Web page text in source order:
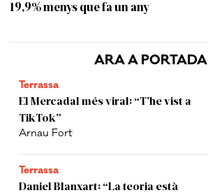
ARA A PORTADA
Terrassa
El Mercadal més viral: “T’he vist a
TikTok”
Arnau Fort
Terrassa
Daniel Blanxart: “La teoria està
19,9% menys que fa un any